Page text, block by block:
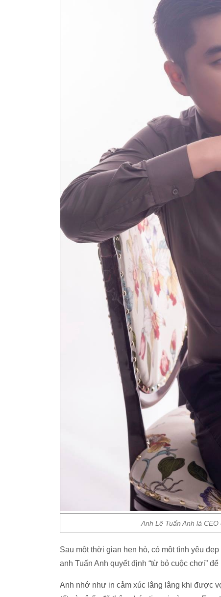
Anh Lê Tuấn Anh là
Sau một thời gian hẹn hò, có một tình yêu
anh Tuấn Anh quyết định “từ bỏ cuộc chơi”
Anh nhớ như in cảm xúc lâng lâng khi được